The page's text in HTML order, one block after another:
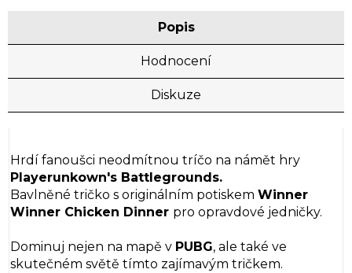
Popis
Hodnocení
Diskuze
Hrdí fanoušci neodmítnou tríčo na námět hry
Playerunkown's Battlegrounds.
Bavlněné tričko s originálním potiskem Winner
Winner Chicken Dinner pro opravdové jedničky.
Dominuj nejen na mapě v PUBG, ale také ve
skutečném světě tímto zajímavým tričkem.